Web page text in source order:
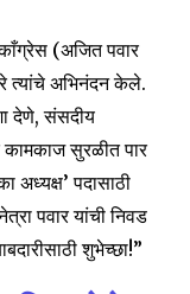
काँग्रेस (अजित पवार
त्यांचे अभिनंदन केले.
देणे, संसदीय
सुरळीत पार
अध्यक्ष’ पदासाठी
पवार यांची निवड
शुभेच्छा!”